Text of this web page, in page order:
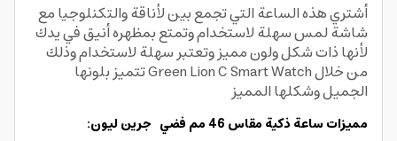
أشتري هذه الساعة التي تجمع بين لأناقة والتكنلوجيا مع
شاشة لمس سهلة لاستخدام وتمتع بمظهره أنيق في يدك
لأنها ذات شكل ولون مميز وتعتبر سهلة لاستخدام وذلك
من خلال Green Lion C Smart Watch تتميز بلونها
الجميل وشكلها المميز
مميزات ساعة ذكية مقاس 46 مم فضي جرين ليون: